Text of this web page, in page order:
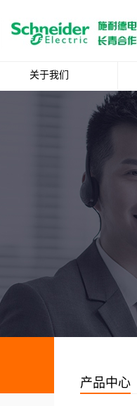
关于我们
产品中心